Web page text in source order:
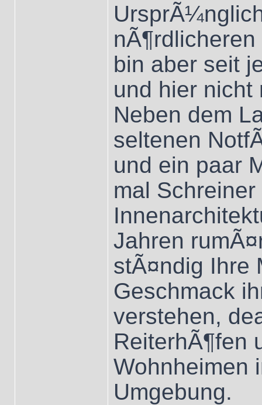
bin aber seit
und hier nicht
Neben dem
seltenen
und ein paar
mal
Jahren
stÃ¤ndig Ihre
Geschmack
verstehen,
ReiterhÃ¶fen
Wohnheimen
Umgebung.